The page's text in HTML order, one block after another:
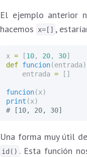
El ejemplo anterior
hacemos
x=[] ,
x = [10, 20, 30]
def funcion(entrada
entrada = []
funcion(x)
print (x)
Una forma muy útil
id() . Esta función